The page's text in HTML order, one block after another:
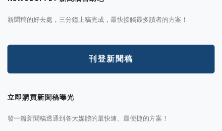
新聞稿的好去處，三分鐘上稿完成，最快接觸最多讀者的方案！
刊登新聞稿
立即購買新聞稿曝光
發一篇新聞稿透通到各大媒體的最快速、最便捷的方案！